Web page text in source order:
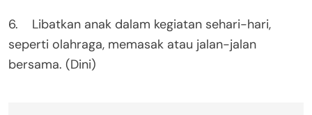
6. Libatkan anak dalam kegiatan sehari-hari,
seperti olahraga, memasak atau jalan-jalan
bersama. (Dini)